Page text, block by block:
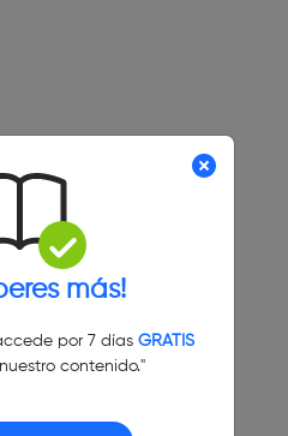
más!
por 7 días GRATIS
contenido."